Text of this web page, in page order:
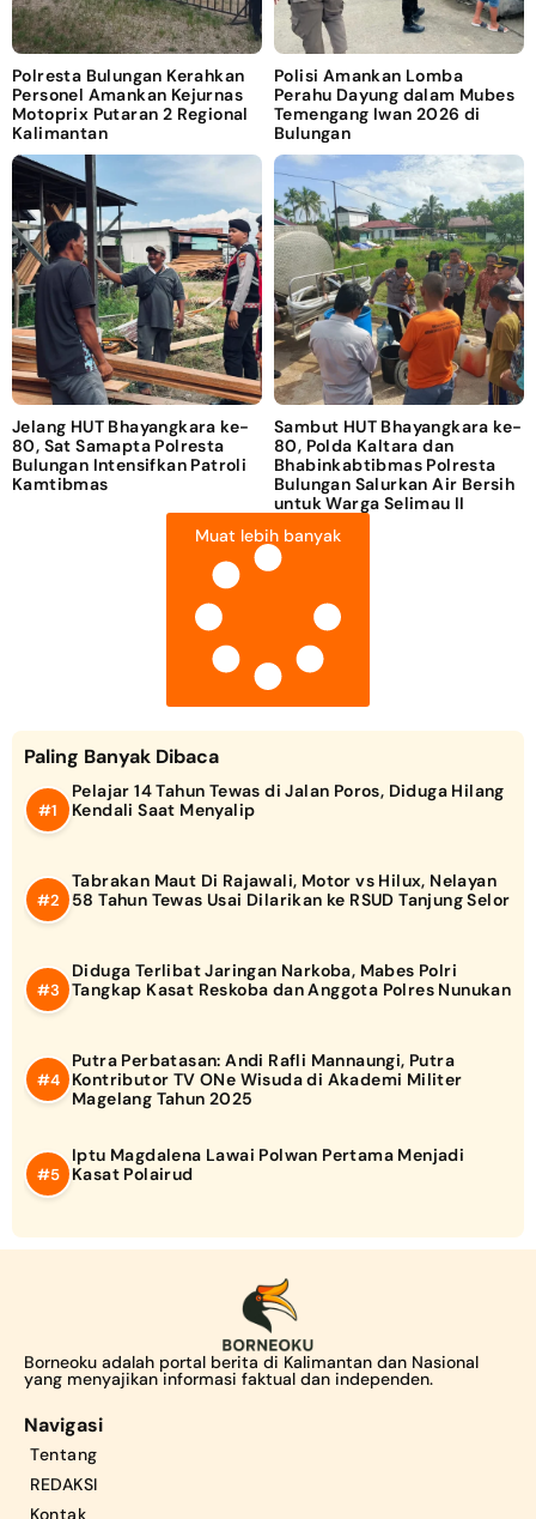
Polresta Bulungan Kerahkan
Personel Amankan Kejurnas
Motoprix Putaran 2 Regional
Kalimantan
Polisi Amankan Lomba
Perahu Dayung dalam Mubes
Temengang Iwan 2026 di
Bulungan
Jelang HUT Bhayangkara ke-
80, Sat Samapta Polresta
Bulungan Intensifkan Patroli
Kamtibmas
Sambut HUT Bhayangkara ke-
80, Polda Kaltara dan
Bhabinkabtibmas Polresta
Bulungan Salurkan Air Bersih
untuk Warga Selimau II
Muat lebih banyak
Paling Banyak Dibaca
Pelajar 14 Tahun Tewas di Jalan Poros, Diduga Hilang
Kendali Saat Menyalip
Tabrakan Maut Di Rajawali, Motor vs Hilux, Nelayan
58 Tahun Tewas Usai Dilarikan ke RSUD Tanjung Selor
Diduga Terlibat Jaringan Narkoba, Mabes Polri
Tangkap Kasat Reskoba dan Anggota Polres Nunukan
Putra Perbatasan: Andi Rafli Mannaungi, Putra
Kontributor TV ONe Wisuda di Akademi Militer
Magelang Tahun 2025
Iptu Magdalena Lawai Polwan Pertama Menjadi
Kasat Polairud
Borneoku adalah portal berita di Kalimantan dan Nasional
yang menyajikan informasi faktual dan independen.
Navigasi
Tentang
REDAKSI
Kontak